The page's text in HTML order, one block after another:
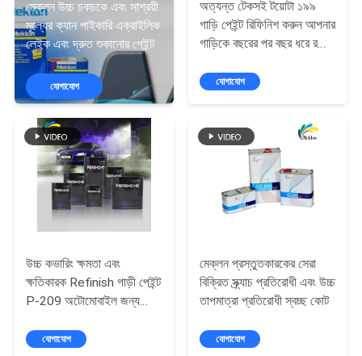
মান
নিয়ন্ত্রণ
আমাদের
সাথে
যোগাযোগ
খবর
উদ্ধৃতির
জন্য
মেক্লন উচ্চ চকচকে এবং সাশ্রয়ী
মূল্যের ক্যান পাইকারি এক্রাইলিক
লেইক এবং দ্রুত শুকানোর পেইন্ট
যোগাযোগ
অত্যন্ত টেকসই টয়োটা ১৯৯
গাড়ি পেইন্ট রিফিনিশ করুন আপনার
গাড়িকে বছরের পর বছর ধরে রক্ষা
যোগাযোগ
উচ্চ কভারিং ক্ষমতা এবং
ক্ষতিকারক Refinish গাড়ী পেইন্ট
P-209 অটোমোবাইল জন্য
যোগাযোগ
মেক্লন প্রস্তুতকারকের সেরা
বিক্রিত স্ক্র্যাচ প্রতিরোধী এবং উচ্চ
তাপমাত্রা প্রতিরোধী স্বচ্ছ কোট
যোগাযোগ